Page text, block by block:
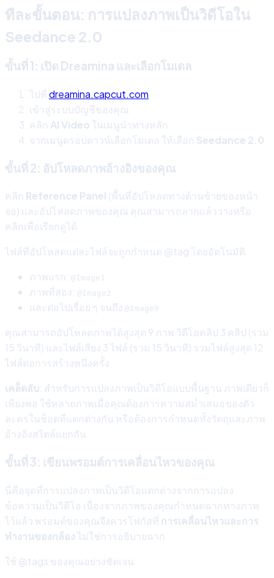
ทีละขั้นตอน: การแปลงภาพเป็นวิดีโอใน
Seedance 2.0
ขั้นที่ 1: เปิด Dreamina และเลือกโมเดล
ไปที่ dreamina.capcut.com
เข้าสู่ระบบบัญชีของคุณ
คลิก AI Video ในเมนูนำทางหลัก
จากเมนูดรอปดาวน์เลือกโมเดล ให้เลือก Seedance 2.0
ขั้นที่ 2: อัปโหลดภาพอ้างอิงของคุณ
คลิก Reference Panel (พื้นที่อัปโหลดทางด้านซ้ายของหน้า
จอ) และอัปโหลดภาพของคุณ คุณสามารถลากแล้ววางหรือ
คลิกเพื่อเรียกดูได้
ไฟล์ที่อัปโหลดแต่ละไฟล์จะถูกกำหนด @tag โดยอัตโนมัติ
ภาพแรก: @Image1
ภาพที่สอง: @Image2
และต่อไปเรื่อย ๆ จนถึง @Image9
คุณสามารถอัปโหลดภาพได้สูงสุด 9 ภาพ วิดีโอคลิป 3 คลิป (รวม
15 วินาที) และไฟล์เสียง 3 ไฟล์ (รวม 15 วินาที) รวมไฟล์สูงสุด 12
ไฟล์ต่อการสร้างหนึ่งครั้ง
เคล็ดลับ: สำหรับการแปลงภาพเป็นวิดีโอแบบพื้นฐาน ภาพเดียวก็
เพียงพอ ใช้หลายภาพเมื่อคุณต้องการความสม่ำเสมอของตัว
ละครในช็อตที่แตกต่างกัน หรือต้องการกำหนดทั้งวัตถุและภาพ
อ้างอิงสไตล์แยกกัน
ขั้นที่ 3: เขียนพรอมต์การเคลื่อนไหวของคุณ
นี่คือจุดที่การแปลงภาพเป็นวิดีโอแตกต่างจากการแปลง
ข้อความเป็นวิดีโอ เนื่องจากภาพของคุณกำหนดฉากทางภาพ
ไว้แล้ว พรอมต์ของคุณจึงควรโฟกัสที่ การเคลื่อนไหวและการ
ทำงานของกล้องไม่ใช่การอธิบายฉาก
ใช้ @tags ของคุณอย่างชัดเจน